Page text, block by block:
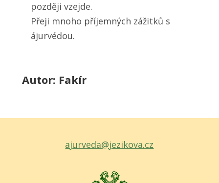
později vzejde.
Přeji mnoho příjemných zážitků s
ájurvédou.
Autor: Fakír
ajurveda@jezikova.cz